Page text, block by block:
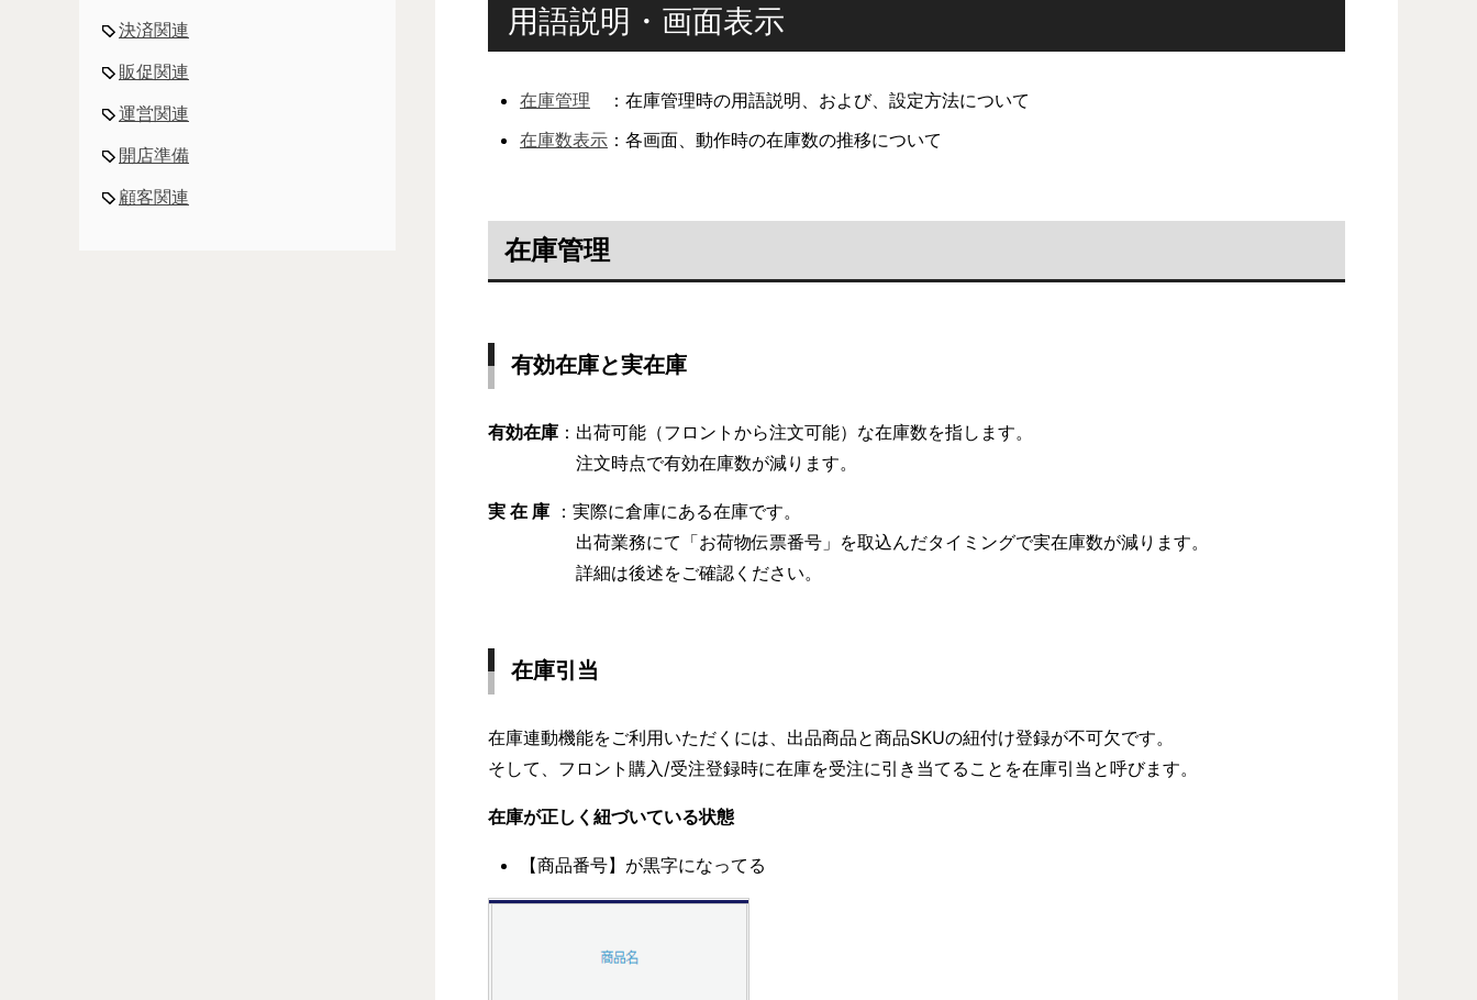
用語説明・画面表示
在庫管理 ：在庫管理時の用語説明、および、設定方法について
在庫数表示 ：各画面、動作時の在庫数の推移について
在庫管理
有効在庫と実在庫
有効在庫 ：出荷可能（フロントから注文可能）な在庫数を指します。
注文時点で有効在庫数が減ります。
実 在 庫 ：実際に倉庫にある在庫です。
出荷業務にて「お荷物伝票番号」を取込んだタイミングで実在庫数が減ります。
詳細は後述をご確認ください。
在庫引当
在庫連動機能をご利用いただくには、出品商品と商品SKUの紐付け登録が不可欠です。
そして、フロント購入/受注登録時に在庫を受注に引き当てることを在庫引当と呼びます。
在庫が正しく紐づいている状態
【商品番号】が黒字になってる
決済関連
販促関連
運営関連
開店準備
顧客関連